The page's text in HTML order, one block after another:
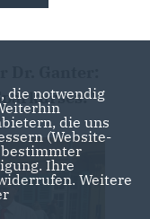
Ganter:
die notwendig
die uns
(Website-
Ihre
Weitere